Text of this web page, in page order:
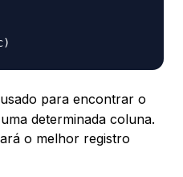
para encontrar o
determinada coluna.
o melhor registro